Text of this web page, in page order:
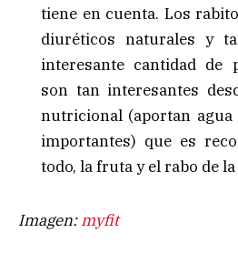
tiene en cuenta. Los
diuréticos naturales y
interesante cantidad de
son tan interesantes
nutricional (aportan
importantes) que es
todo, la fruta y el rabo de
Imagen:myfit